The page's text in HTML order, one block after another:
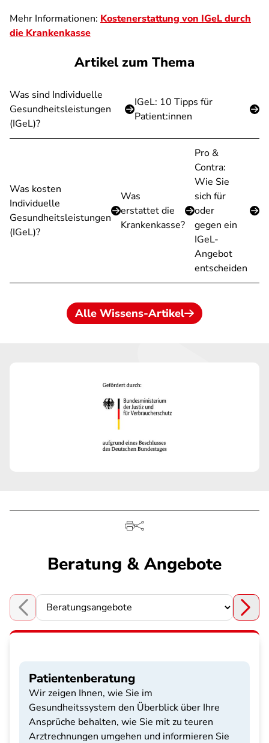
Mehr Informationen: Kostenerstattung von IGeL durch
die Krankenkasse
Artikel zum Thema
Was sind Individuelle
Gesundheitsleistungen
(IGeL)?
IGeL: 10 Tipps für
Patient:innen
Was kosten
Individuelle
Gesundheitsleistungen
(IGeL)?
Was
erstattet die
Krankenkasse?
Pro &
Contra:
Wie Sie
sich für
oder
gegen ein
IGeL-
Angebot
entscheiden
Alle Wissens-Artikel
Beratung & Angebote
Choose a section
Patientenberatung
Wir zeigen Ihnen, wie Sie im
Gesundheitssystem den Überblick über Ihre
Ansprüche behalten, wie Sie mit zu teuren
Arztrechnungen umgehen und informieren Sie